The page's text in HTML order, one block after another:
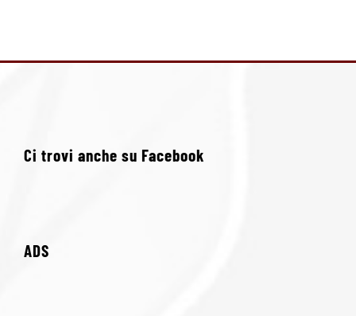
Ci trovi anche su Facebook
ADS